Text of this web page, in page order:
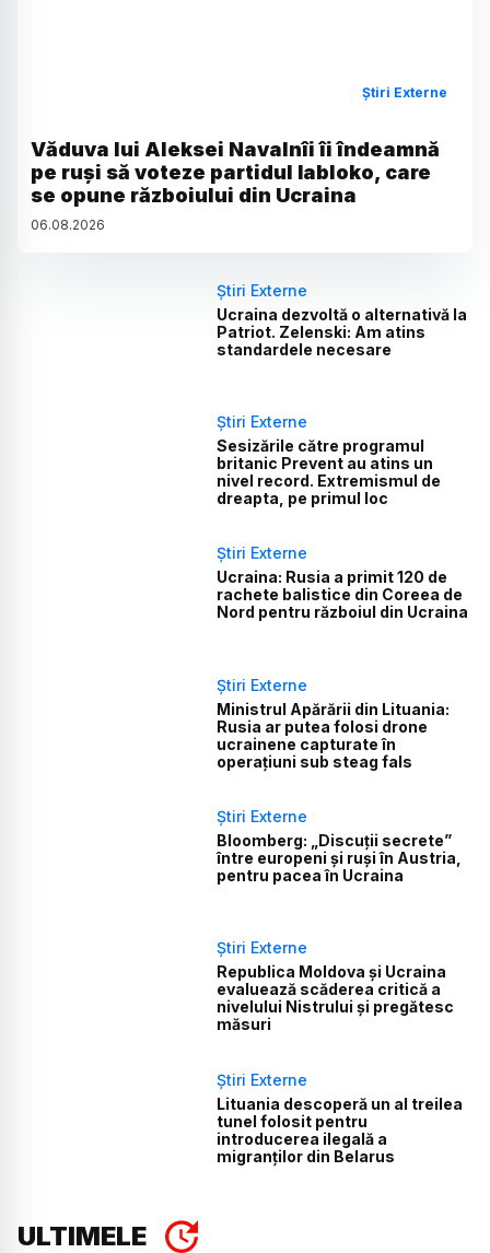
Știri Externe
Văduva lui Aleksei Navalnîi îi îndeamnă
pe ruși să voteze partidul Iabloko, care
se opune războiului din Ucraina
06.08.2026
Știri Externe
Ucraina dezvoltă o alternativă la
Patriot. Zelenski: Am atins
standardele necesare
Știri Externe
Sesizările către programul
britanic Prevent au atins un
nivel record. Extremismul de
dreapta, pe primul loc
Știri Externe
Ucraina: Rusia a primit 120 de
rachete balistice din Coreea de
Nord pentru războiul din Ucraina
Știri Externe
Ministrul Apărării din Lituania:
Rusia ar putea folosi drone
ucrainene capturate în
operațiuni sub steag fals
Știri Externe
Bloomberg: „Discuții secrete”
între europeni și ruși în Austria,
pentru pacea în Ucraina
Știri Externe
Republica Moldova și Ucraina
evaluează scăderea critică a
nivelului Nistrului și pregătesc
măsuri
Știri Externe
Lituania descoperă un al treilea
tunel folosit pentru
introducerea ilegală a
migranților din Belarus
ULTIMELE